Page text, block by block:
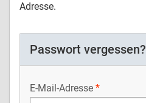
Adresse.
Passwort vergessen?
E-Mail-Adresse